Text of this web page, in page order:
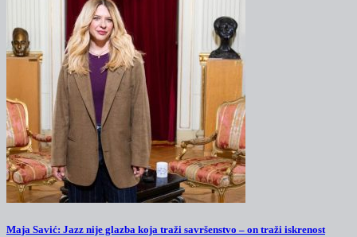
Maja Savić: Jazz nije glazba koja traži savršenstvo – on traži iskrenost